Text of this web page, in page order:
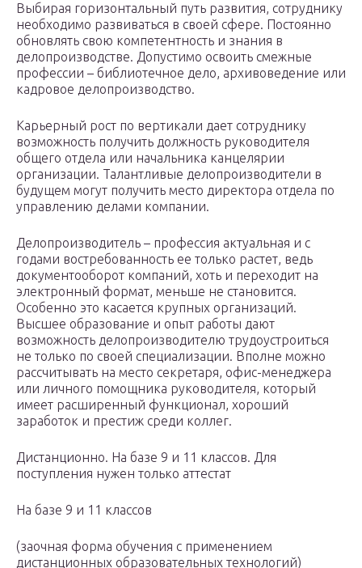
Выбирая горизонтальный путь развития, сотруднику
необходимо развиваться в своей сфере. Постоянно
обновлять свою компетентность и знания в
делопроизводстве. Допустимо освоить смежные
профессии – библиотечное дело, архивоведение или
кадровое делопроизводство.
Карьерный рост по вертикали дает сотруднику
возможность получить должность руководителя
общего отдела или начальника канцелярии
организации. Талантливые делопроизводители в
будущем могут получить место директора отдела по
управлению делами компании.
Делопроизводитель – профессия актуальная и с
годами востребованность ее только растет, ведь
документооборот компаний, хоть и переходит на
электронный формат, меньше не становится.
Особенно это касается крупных организаций.
Высшее образование и опыт работы дают
возможность делопроизводителю трудоустроиться
не только по своей специализации. Вполне можно
рассчитывать на место секретаря, офис-менеджера
или личного помощника руководителя, который
имеет расширенный функционал, хороший
заработок и престиж среди коллег.
Дистанционно. На базе 9 и 11 классов. Для
поступления нужен только аттестат
На базе 9 и 11 классов
(заочная форма обучения с применением
дистанционных образовательных технологий)